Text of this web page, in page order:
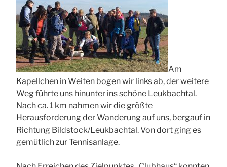
Am
Kapellchen in Weiten bogen wir links ab, der weitere
Weg führte uns hinunter ins schöne Leukbachtal.
Nach ca. 1 km nahmen wir die größte
Herausforderung der Wanderung auf uns, bergauf in
Richtung Bildstock/Leukbachtal. Von dort ging es
gemütlich zur Tennisanlage.